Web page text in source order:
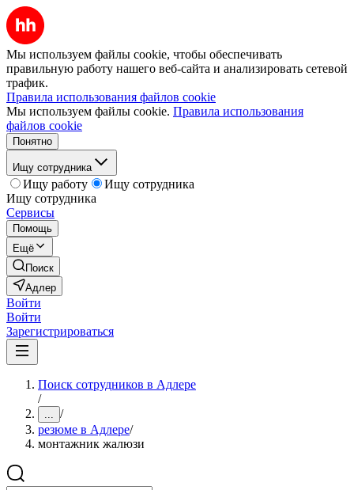
Мы используем файлы cookie, чтобы обеспечивать
правильную работу нашего веб-сайта и анализировать сетевой
трафик.
Правила использования файлов cookie
Мы используем файлы cookie. Правила использования
файлов cookie
Понятно
Ищу сотрудника
Ищу работу
Ищу сотрудника
Ищу сотрудника
Сервисы
Помощь
Ещё
Поиск
Адлер
Войти
Войти
Зарегистрироваться
Поиск сотрудников в Адлере
/
... /
резюме в Адлере/
монтажник жалюзи